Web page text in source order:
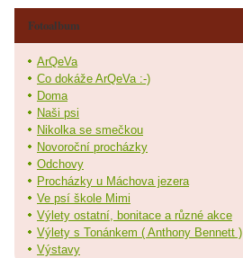
Fotoalbum
ArQeVa
Co dokáže ArQeVa :-)
Doma
Naši psi
Nikolka se smečkou
Novoroční procházky
Odchovy
Procházky u Máchova jezera
Ve psí škole Mimi
Výlety ostatní, bonitace a různé akce
Výlety s Tonánkem ( Anthony Bennett )
Výstavy